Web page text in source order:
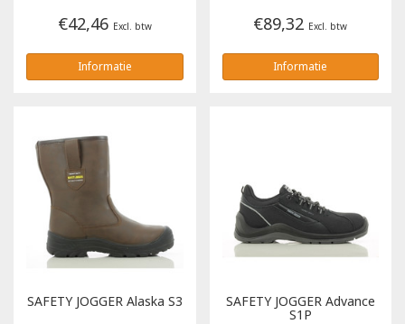
€42,46 Excl. btw
Informatie
€89,32 Excl. btw
Informatie
SAFETY JOGGER Alaska S3 SAFETY JOGGER Advance
S1P